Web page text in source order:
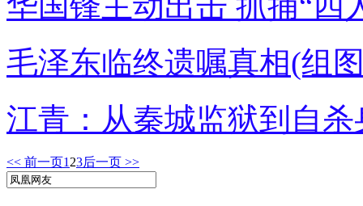
毛泽东临终遗嘱真相(组
江青：从秦城监狱到自杀
<< 前一页1 23后一页 >>